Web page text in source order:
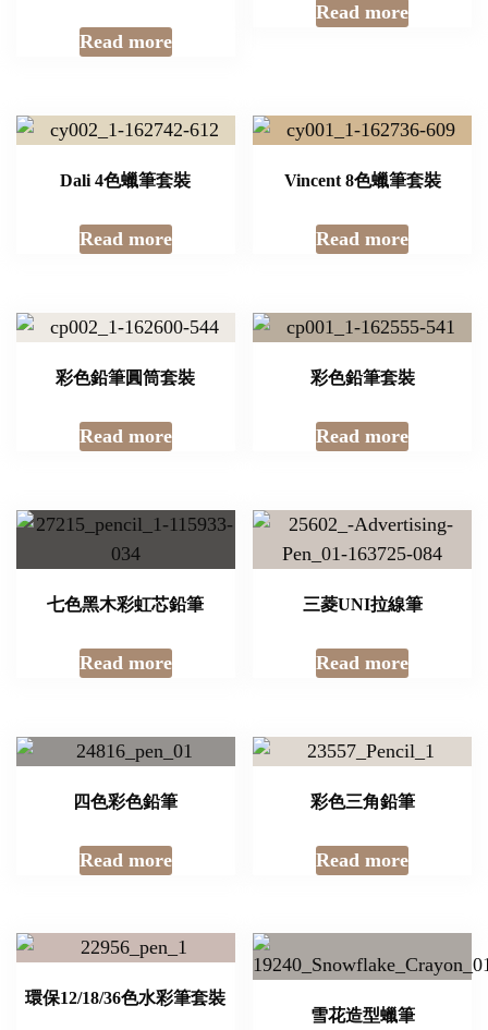
Read more
Read more
Dali 4色蠟筆套裝
Read more
Vincent 8色蠟筆套裝
Read more
彩色鉛筆圓筒套裝
Read more
彩色鉛筆套裝
Read more
七色黑木彩虹芯鉛筆
Read more
三菱UNI拉線筆
Read more
四色彩色鉛筆
Read more
彩色三角鉛筆
Read more
環保12/18/36色水彩筆套裝
雪花造型蠟筆